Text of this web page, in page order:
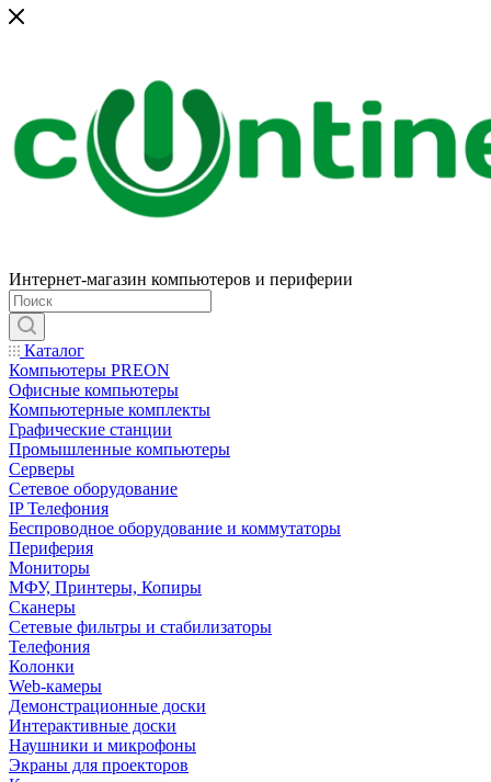
Интернет-магазин компьютеров и периферии
Каталог
Компьютеры PREON
Офисные компьютеры
Компьютерные комплекты
Графические станции
Промышленные компьютеры
Серверы
Сетевое оборудование
IP Телефония
Беспроводное оборудование и коммутаторы
Периферия
Мониторы
МФУ, Принтеры, Копиры
Сканеры
Сетевые фильтры и стабилизаторы
Телефония
Колонки
Web-камеры
Демонстрационные доски
Интерактивные доски
Наушники и микрофоны
Экраны для проекторов